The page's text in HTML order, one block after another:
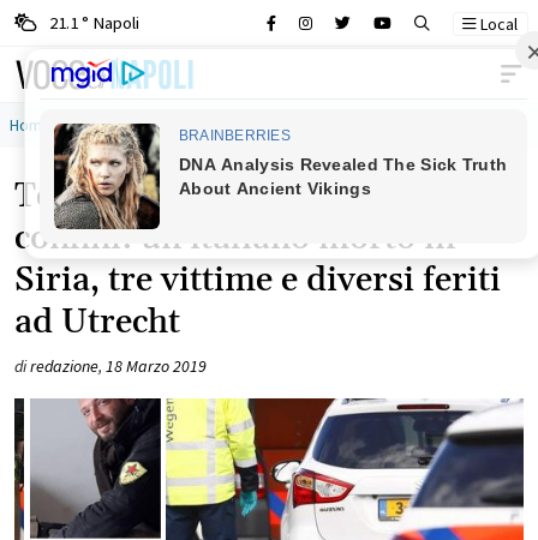
21.1 ° Napoli Local
Main Navigation
Home »siria
Terrorismo, una guerra senza
confini: un italiano morto in
Siria, tre vittime e diversi feriti
ad Utrecht
diredazione, 18 Marzo 2019